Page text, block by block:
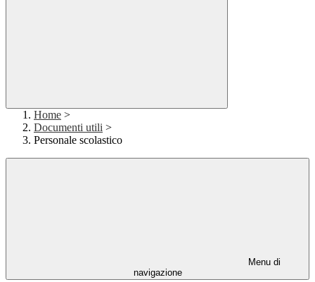
Home >
Documenti utili >
Personale scolastico
Menu di
navigazione